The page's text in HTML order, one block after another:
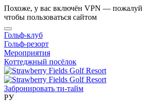
Похоже, у вас включён VPN —
чтобы пользоваться сайтом
Гольф-клуб
Гольф-резорт
Мероприятия
Коттеджный посёлок
Забронировать ти-тайм
РУ